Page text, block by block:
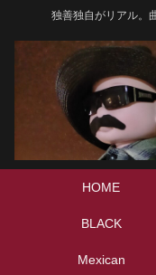
独善独自がリアル。
HOME
BLACK
Mexican